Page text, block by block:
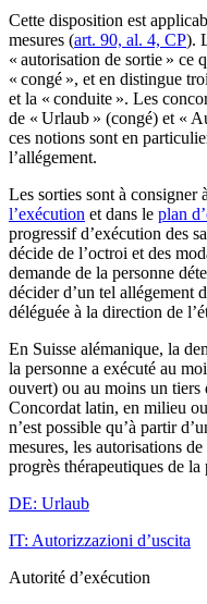
Cette disposition est
mesures (art. 90, al. 4, CP).
« autorisation de sortie » ce
« congé », et en distingue
et la « conduite ». Les
de « Urlaub » (congé) et «
ces notions sont en
l’allégement.
Les sorties sont à consigner
l’exécution et dans le plan
progressif d’exécution des
décide de l’octroi et des
demande de la personne
décider d’un tel allégement
déléguée à la direction de
En Suisse alémanique, la
la personne a exécuté au
ouvert) ou au moins un
Concordat latin, en milieu
n’est possible qu’à partir
mesures, les autorisations
progrès thérapeutiques de la
DE: Urlaub
IT: Autorizzazioni d’uscita
Autorité d’exécution